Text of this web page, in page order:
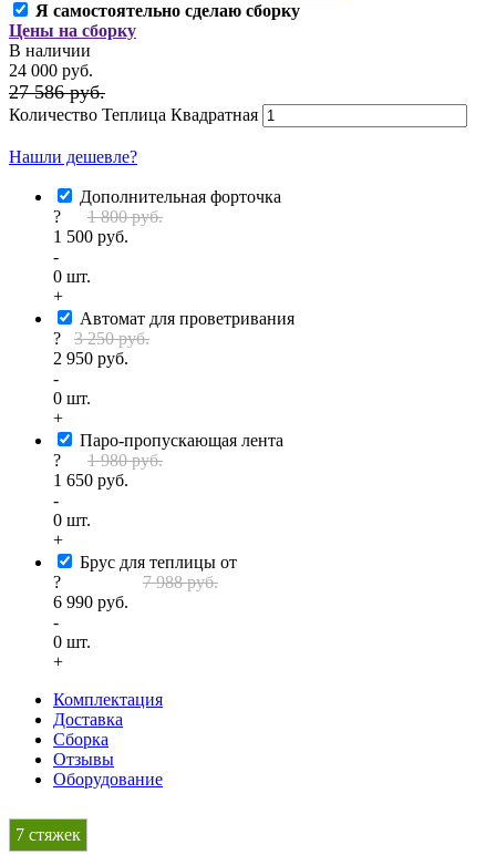
Я самостоятельно сделаю сборку
Цены на сборку
В наличии
24 000 руб.
27 586 руб.
Количество Теплица Квадратная
Нашли дешевле?
Дополнительная форточка
?
1 800 руб.
1 500 руб.
-
0 шт.
+
Автомат для проветривания
?
3 250 руб.
2 950 руб.
-
0 шт.
+
Паро-пропускающая лента
?
1 980 руб.
1 650 руб.
-
0 шт.
+
Брус для теплицы от
?
7 988 руб.
6 990 руб.
-
0 шт.
+
Комплектация
Доставка
Сборка
Отзывы
Оборудование
7 стяжек